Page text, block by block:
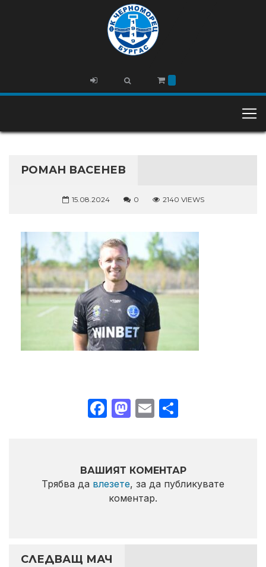
РОМАН ВАСЕНЕВ
15.08.2024 0 2140 VIEWS
Facebook
Mastodon
Email
ВАШИЯТ КОМЕНТАР
Трябва да влезете, за да публикувате
коментар.
СЛЕДВАЩ МАЧ